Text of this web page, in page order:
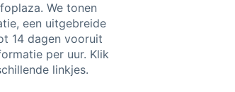
We tonen
een uitgebreide
14 dagen vooruit
per uur. Klik
linkjes.